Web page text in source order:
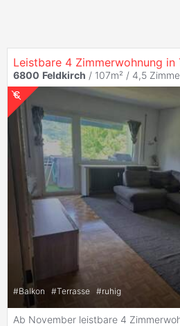
Leistbare 4 Zimmerwohnung in
6800 Feldkirch / 107m² / 4,5
#Balkon #Terrasse #ruhig
Ab November leistbare 4